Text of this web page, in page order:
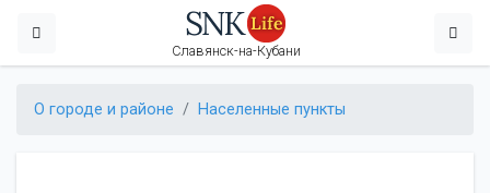
Славянск-на-Кубани
О городе и районе Населенные пункты